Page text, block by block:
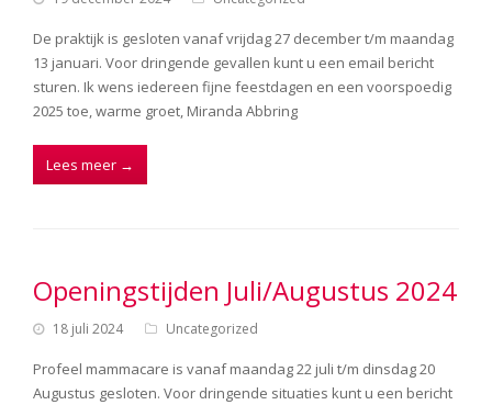
De praktijk is gesloten vanaf vrijdag 27 december t/m maandag
13 januari. Voor dringende gevallen kunt u een email bericht
sturen. Ik wens iedereen fijne feestdagen en een voorspoedig
2025 toe, warme groet, Miranda Abbring
Lees meer →
Openingstijden Juli/Augustus 2024
18 juli 2024 Uncategorized
Profeel mammacare is vanaf maandag 22 juli t/m dinsdag 20
Augustus gesloten. Voor dringende situaties kunt u een bericht